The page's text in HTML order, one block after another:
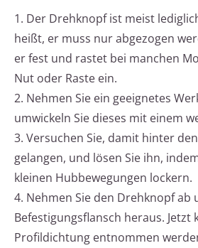
1. Der Drehknopf ist meist
heißt, er muss nur abgezogen
er fest und rastet bei manchen
Nut oder Raste ein.
2. Nehmen Sie ein geeignetes
umwickeln Sie dieses mit einem
3. Versuchen Sie, damit hinter
gelangen, und lösen Sie ihn,
kleinen Hubbewegungen lockern.
4. Nehmen Sie den Drehknopf ab
Befestigungsflansch heraus. Jetzt
Profildichtung entnommen